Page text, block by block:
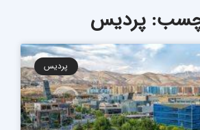
پردیس
پردیس